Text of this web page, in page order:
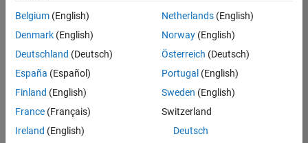
Les
descriptions
poste
n’ont
pas
été
Belgium (English)
Denmark (English)
Deutschland (Deutsch)
España (Español)
Finland (English)
France (Français)
Ireland (English)
Netherlands(English)
Norway(English)
Österreich (Deutsch)
Portugal (English)
Sweden (English)
Switzerland
Deutsch